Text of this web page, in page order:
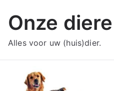
naar
inhoud
Onze
Alles voor uw (huis)dier.